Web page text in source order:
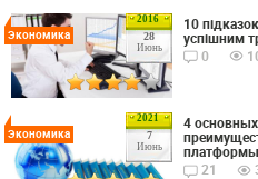
2016
28
Июнь
Экономика
10
успішним
0
2021
7
Июнь
Экономика
4 основных
21